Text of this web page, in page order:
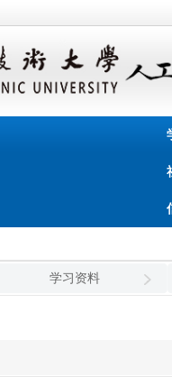
学习资料